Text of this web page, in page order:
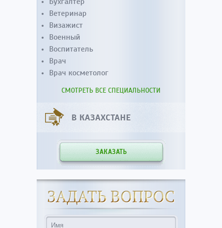
Ветеринар
Визажист
Военный
Воспитатель
Врач
Врач косметолог
СМОТРЕТЬ ВСЕ СПЕЦИАЛЬНОСТИ
В КАЗАХСТАНЕ
ЗАКАЗАТЬ